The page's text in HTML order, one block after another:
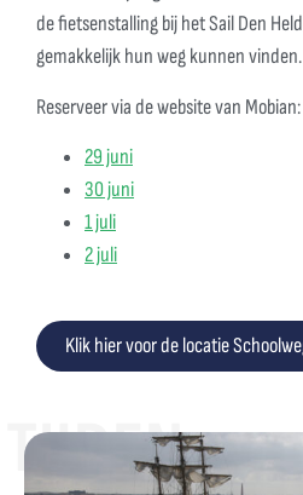
de fietsenstalling bij het Sail Den
gemakkelijk hun weg kunnen vinden.
Reserveer via de website van Mobian:
29 juni
30 juni
1 juli
2 juli
Klik hier voor de locatie
TIJDEN